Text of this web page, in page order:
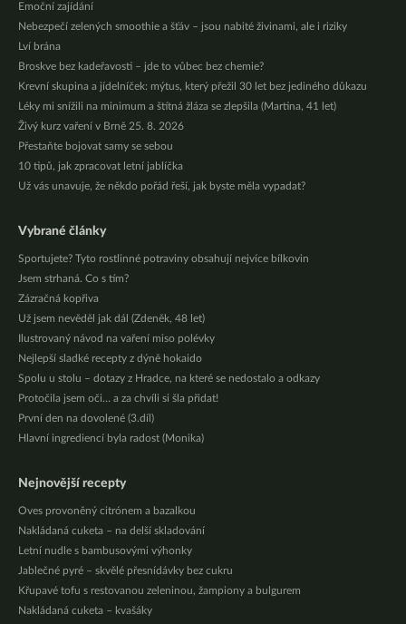
Emoční zajídání
Nebezpečí zelených smoothie a šťáv – jsou nabité živinami, ale i riziky
Lví brána
Broskve bez kadeřavosti – jde to vůbec bez chemie?
Krevní skupina a jídelníček: mýtus, který přežil 30 let bez jediného důkazu
Léky mi snížili na minimum a štítná žláza se zlepšila (Martina, 41 let)
Živý kurz vaření v Brně 25. 8. 2026
Přestaňte bojovat samy se sebou
10 tipů, jak zpracovat letní jablíčka
Už vás unavuje, že někdo pořád řeší, jak byste měla vypadat?
Vybrané články
Sportujete? Tyto rostlinné potraviny obsahují nejvíce bílkovin
Jsem strhaná. Co s tím?
Zázračná kopřiva
Už jsem nevěděl jak dál (Zdeněk, 48 let)
Ilustrovaný návod na vaření miso polévky
Nejlepší sladké recepty z dýně hokaido
Spolu u stolu – dotazy z Hradce, na které se nedostalo a odkazy
Protočila jsem oči… a za chvíli si šla přidat!
První den na dovolené (3.díl)
Hlavní ingrediencí byla radost (Monika)
Nejnovější recepty
Oves provoněný citrónem a bazalkou
Nakládaná cuketa – na delší skladování
Letní nudle s bambusovými výhonky
Jablečné pyré – skvělé přesnídávky bez cukru
Křupavé tofu s restovanou zeleninou, žampiony a bulgurem
Nakládaná cuketa – kvašáky